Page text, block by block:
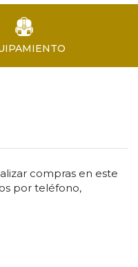
compras en este
por teléfono,